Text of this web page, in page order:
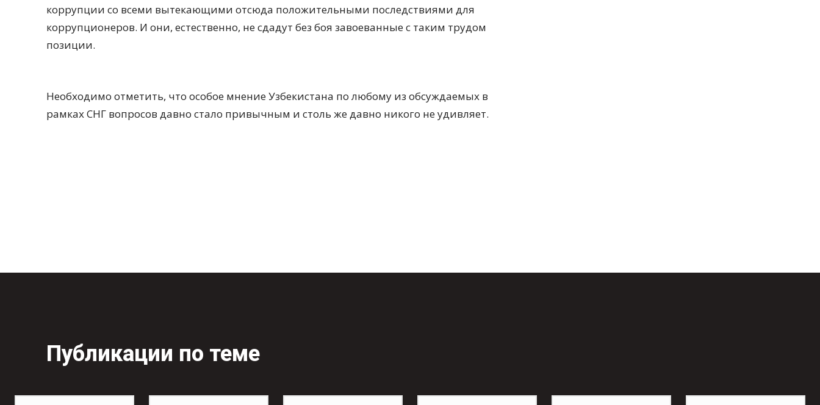
коррупции со всеми вытекающими отсюда положительными последствиями для
коррупционеров. И они, естественно, не сдадут без боя завоеванные с таким трудом
позиции.
Необходимо отметить, что особое мнение Узбекистана по любому из обсуждаемых в
рамках СНГ вопросов давно стало привычным и столь же давно никого не удивляет.
Публикации по теме